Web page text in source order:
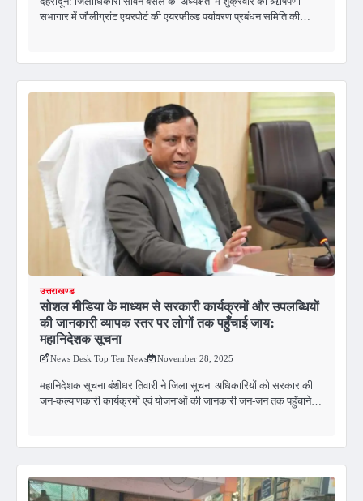
सभागार में जौलीग्रांट एयरपोर्ट की एयरफील्ड पर्यावरण प्रबंधन समिति की…
उत्तराखण्ड
सोशल मीडिया के माध्यम से सरकारी कार्यक्रमों और उपलब्धियों
की जानकारी व्यापक स्तर पर लोगों तक पहुँचाई जाय:
महानिदेशक सूचना
News Desk Top Ten News November 28, 2025
महानिदेशक सूचना बंशीधर तिवारी ने जिला सूचना अधिकारियों को सरकार की
जन-कल्याणकारी कार्यक्रमों एवं योजनाओं की जानकारी जन-जन तक पहॅुंचाने…